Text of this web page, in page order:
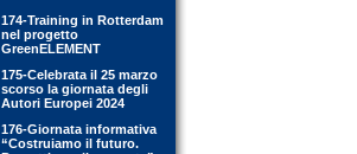
174-Training in Rotterdam
nel progetto
GreenELEMENT
175-Celebrata il 25 marzo
scorso la giornata degli
Autori Europei 2024
176-Giornata informativa
“Costruiamo il futuro.